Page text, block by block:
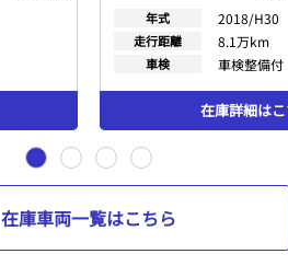
年式 2018/H30
走行距離 8.1万km
車検 車検整備付
在庫詳細は
在庫車両一覧はこちら